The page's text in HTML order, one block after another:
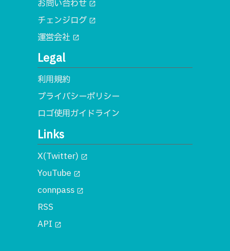
お問い合わせ open_in_new
チェンジログ open_in_new
運営会社 open_in_new
Legal
利用規約
プライバシーポリシー
ロゴ使用ガイドライン
Links
X(Twitter) open_in_new
YouTube open_in_new
connpass open_in_new
RSS
API open_in_new